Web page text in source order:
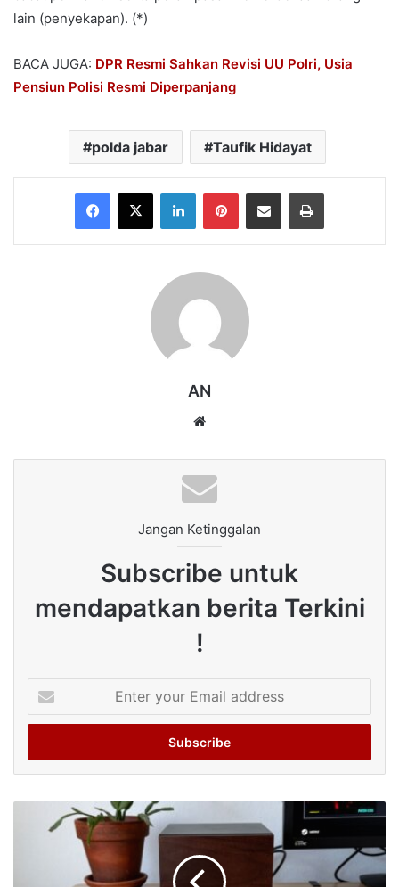
lain (penyekapan). (*)
BACA JUGA: DPR Resmi Sahkan Revisi UU Polri, Usia
Pensiun Polisi Resmi Diperpanjang
polda jabar Taufik Hidayat
Facebook
X LinkedInPinterestShare via Email Print
AN
Jangan Ketinggalan
Subscribe untuk
mendapatkan berita Terkini
!
your
Email